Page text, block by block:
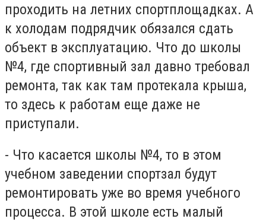
проходить на летних спортплощадках. А
к холодам подрядчик обязался сдать
объект в эксплуатацию. Что до школы
№4, где спортивный зал давно требовал
ремонта, так как там протекала крыша,
то здесь к работам еще даже не
приступали.
- Что касается школы №4, то в этом
учебном заведении спортзал будут
ремонтировать уже во время учебного
процесса. В этой школе есть малый